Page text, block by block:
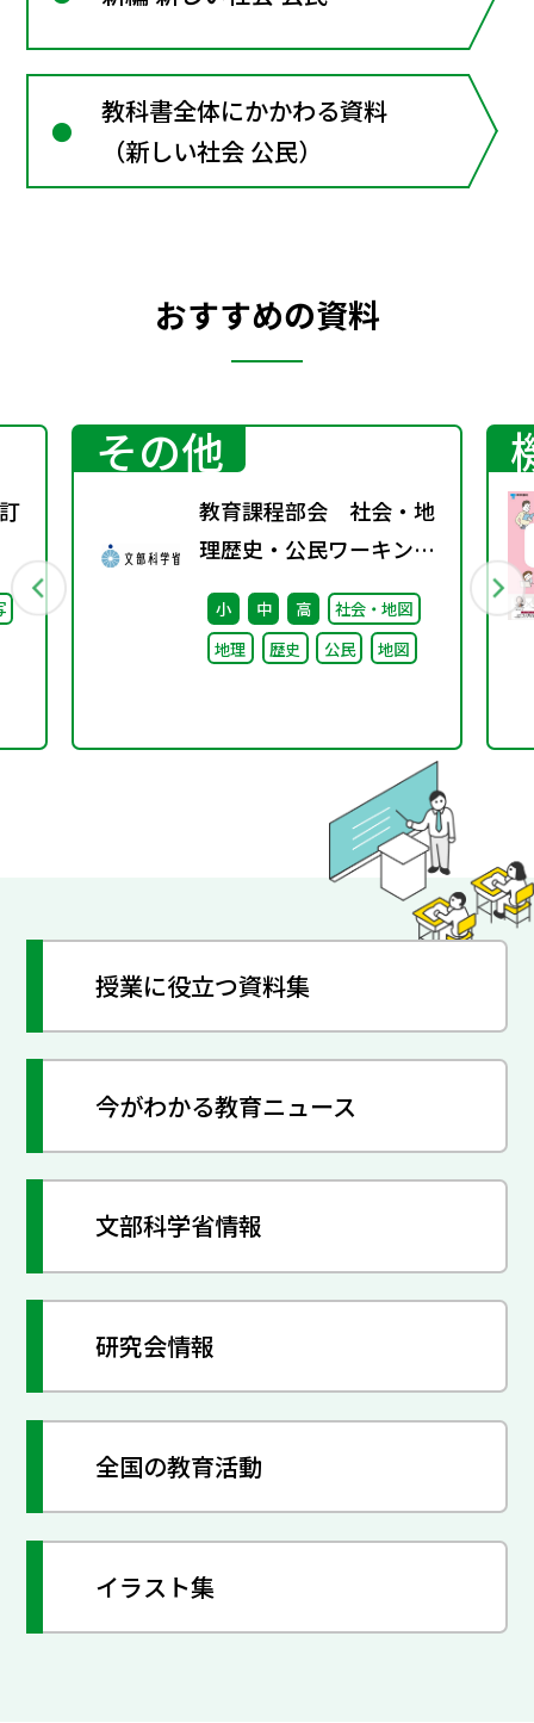
教科書全体にかかわる資料
（新しい社会 公民）
おすすめの資料
その他
教育課程部会 社会・地
理歴史・公民ワーキング
（第3回） 配付資料
小 中 高
社会・地図
地理
歴史 公民 地図
授業に役立つ資料集
今がわかる教育ニュース
文部科学省情報
研究会情報
全国の教育活動
イラスト集